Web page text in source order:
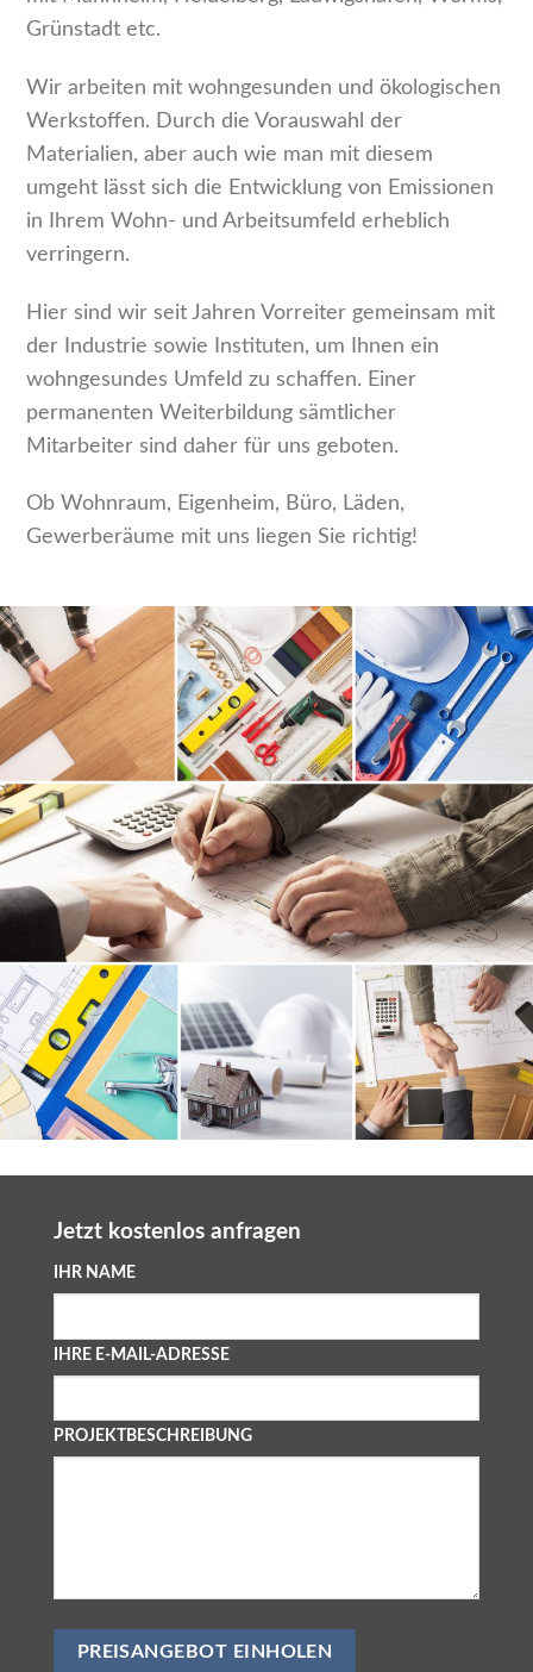
Grünstadt etc.
Wir arbeiten mit wohngesunden und ökologischen
Werkstoffen. Durch die Vorauswahl der
Materialien, aber auch wie man mit diesem
umgeht lässt sich die Entwicklung von Emissionen
in Ihrem Wohn- und Arbeitsumfeld erheblich
verringern.
Hier sind wir seit Jahren Vorreiter gemeinsam mit
der Industrie sowie Instituten, um Ihnen ein
wohngesundes Umfeld zu schaffen. Einer
permanenten Weiterbildung sämtlicher
Mitarbeiter sind daher für uns geboten.
Ob Wohnraum, Eigenheim, Büro, Läden,
Gewerberäume mit uns liegen Sie richtig!
Jetzt kostenlos anfragen
IHR NAME
IHRE E-MAIL-ADRESSE
PROJEKTBESCHREIBUNG